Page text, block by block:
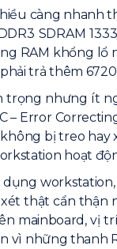
càng nhanh
SDRAM
RAM khổng lổ
trả thêm
trọng nhưng ít
– Error
bị treo hay
hoạt
workstation,
thật cẩn thận
mainboard, vị
vì những thanh